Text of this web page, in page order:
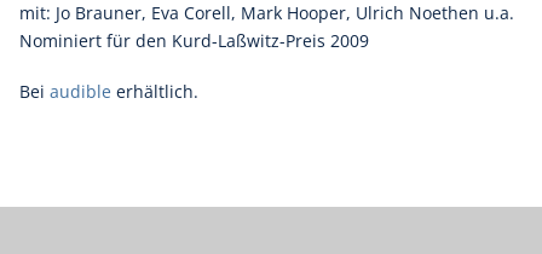
mit: Jo Brauner, Eva Corell, Mark Hooper, Ulrich Noethen u.a.
Nominiert für den Kurd-Laßwitz-Preis 2009
Bei audible erhältlich.